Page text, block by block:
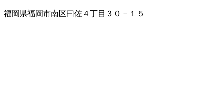
福岡県福岡市南区曰佐４丁目３０－１５